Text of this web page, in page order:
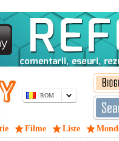
ROM
Filme Liste